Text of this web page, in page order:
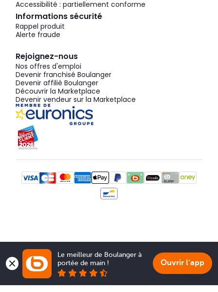
Accessibilité : partiellement conforme
Informations sécurité
Rappel produit
Alerte fraude
Rejoignez-nous
Nos offres d'emploi
Devenir franchisé Boulanger
Devenir affilié Boulanger
Découvrir la Marketplace
Devenir vendeur sur la Marketplace
Le meilleur de Boulanger à
portée de main !
Ouvrir l'app